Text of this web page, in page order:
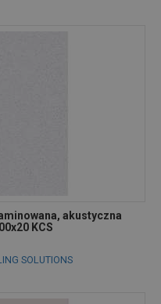
akustyczna
KCS
SOLUTIONS